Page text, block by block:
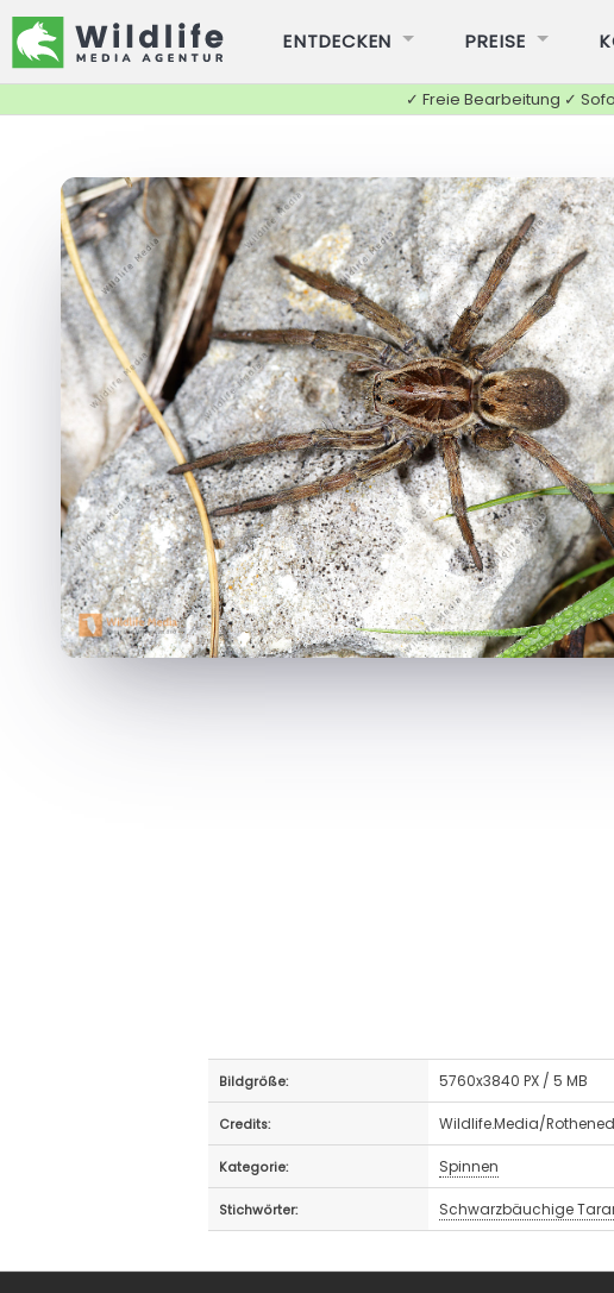
ENTDECKEN PREISE
✓ Freie Bearbeitung ✓
Bildgröße: 5760x3840 PX / 5 MB
Credits: Wildlife.Media/
Kategorie: Spinnen
Stichwörter: Schwarzbäuchige